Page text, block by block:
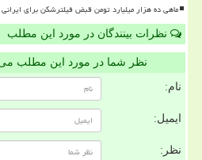
ماهی ده هزار میلیارد تومن قبض فیلترشکن برای
نظرات بینندگان در مورد این مطلب
نظر شما در مورد این مطلب
نام:
ایمیل:
نظر: